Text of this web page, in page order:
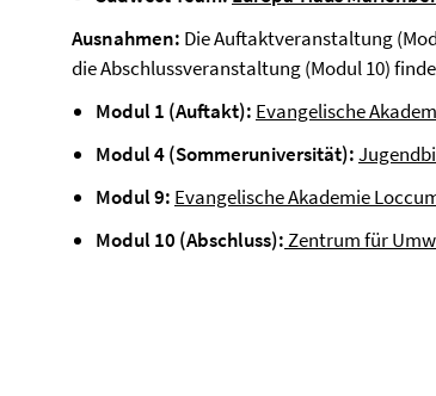
Ausnahmen: Die Auftaktveranstaltung
die Abschlussveranstaltung (Modul 10)
Modul 1 (Auftakt): Evangelische
Modul 4 (Sommeruniversität):
Modul 9: Evangelische Akademie
Modul 10 (Abschluss):Zentrum für